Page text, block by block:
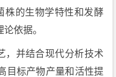
株的生物学特性和发酵
依据。
，并结合现代分析技术
目标产物产量和活性提